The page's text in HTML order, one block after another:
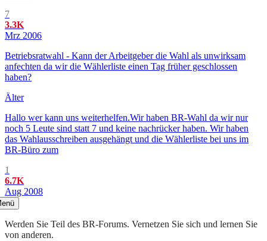
7
3.3K
Mrz 2006
Betriebsratwahl - Kann der Arbeitgeber die Wahl als unwirksam
anfechten da wir die Wählerliste einen Tag früher geschlossen
haben?
Älter
Hallo wer kann uns weiterhelfen.Wir haben BR-Wahl da wir nur
noch 5 Leute sind statt 7 und keine nachrücker haben. Wir haben
das Wahlausschreiben ausgehängt und die Wählerliste bei uns im
BR-Büro zum
1
6.7K
Aug 2008
Werden Sie Teil des BR-Forums. Vernetzen Sie sich und lernen Sie
von anderen.